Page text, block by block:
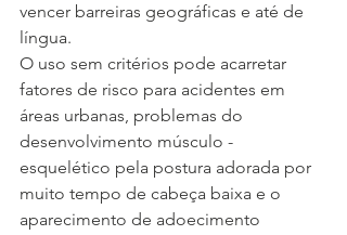
vencer barreiras geográficas e até de
língua.
O uso sem critérios pode acarretar
fatores de risco para acidentes em
áreas urbanas, problemas do
desenvolvimento músculo -
esquelético pela postura adorada por
muito tempo de cabeça baixa e o
aparecimento de adoecimento